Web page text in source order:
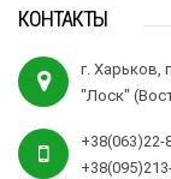
КОНТАКТЫ
г. Харьков,
"Лоск"
+38(063)22-